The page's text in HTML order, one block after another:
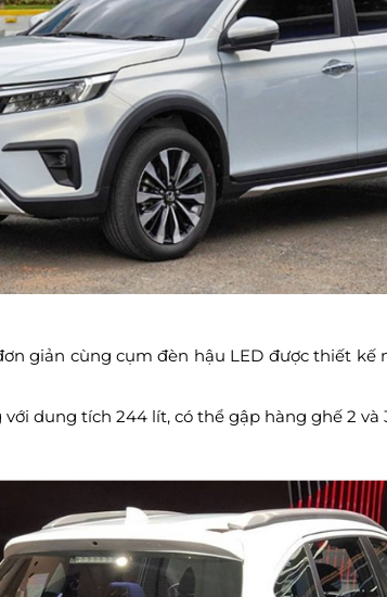
giản cùng cụm đèn hậu LED được thiết kế
dung tích 244 lít, có thể gập hàng ghế 2